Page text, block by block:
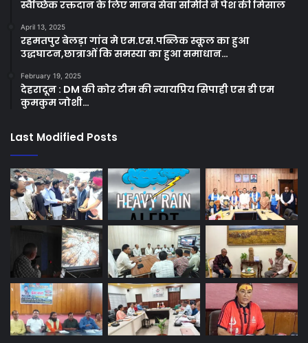
स्वैच्छिक रक्तदान के लिए मानव सेवा समिति ने पेश की मिसाल
April 13, 2025
रहमतपुर बेलड़ा गांव मे एम.एस.पब्लिक स्कूल का हुआ
उद्धघाटन,छात्राओं कि समस्या का हुआ समाधान…
February 19, 2025
देहरादून : DM की कोर टीम की न्यायप्रिय सिपाही एस डी एम
कुमकुम जोशी…
Last Modified Posts